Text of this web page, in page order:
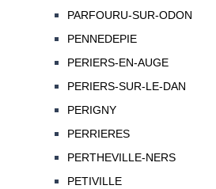
PARFOURU-SUR-ODON
PENNEDEPIE
PERIERS-EN-AUGE
PERIERS-SUR-LE-DAN
PERIGNY
PERRIERES
PERTHEVILLE-NERS
PETIVILLE